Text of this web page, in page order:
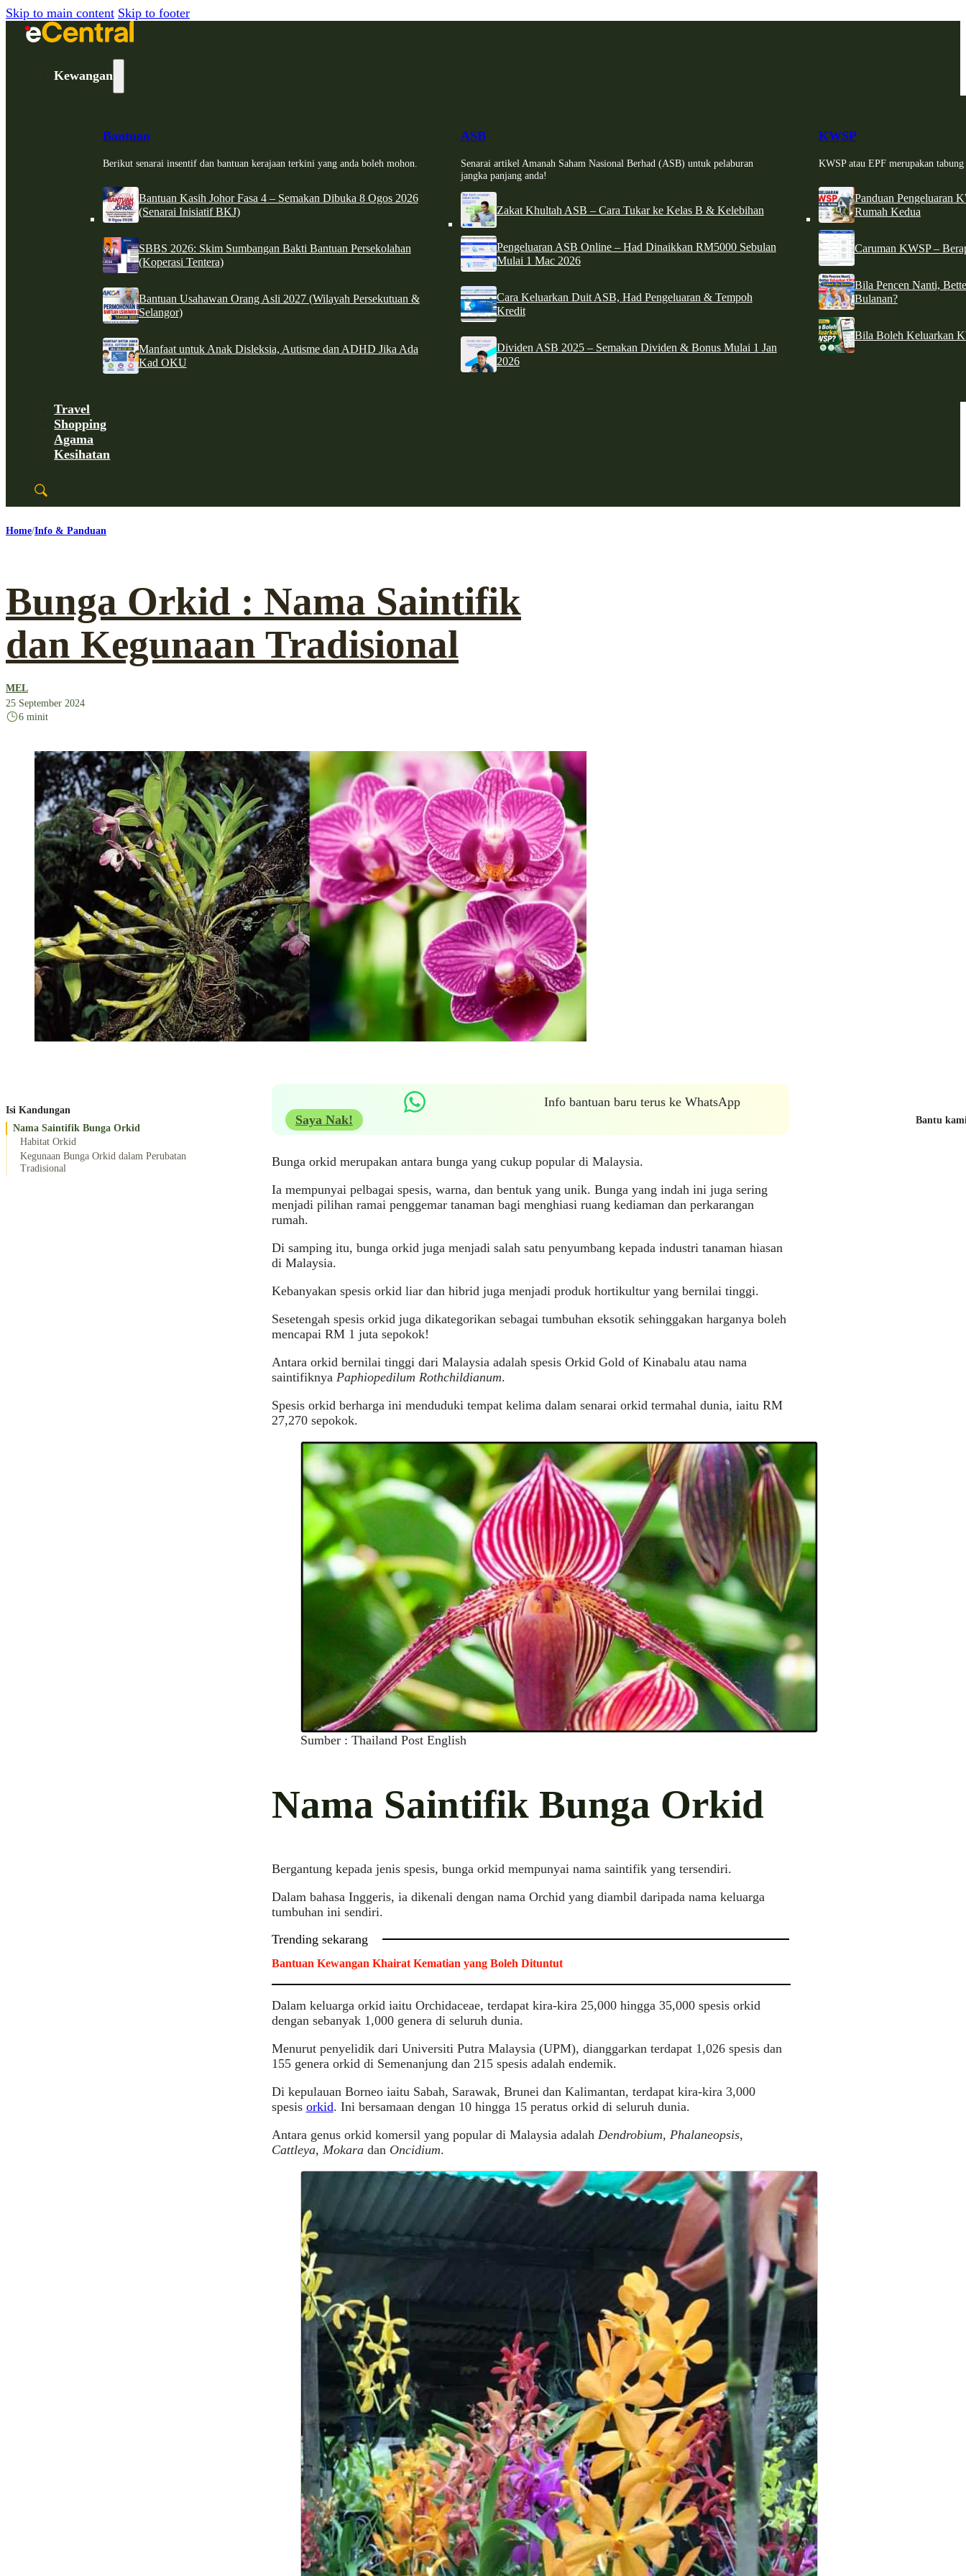
Skip to main content Skip to footer
Kewangan
Bantuan
Berikut senarai insentif dan bantuan kerajaan terkini yang anda boleh mohon.
Bantuan Kasih Johor Fasa 4 – Semakan Dibuka 8 Ogos 2026
(Senarai Inisiatif BKJ)
SBBS 2026: Skim Sumbangan Bakti Bantuan Persekolahan
(Koperasi Tentera)
Bantuan Usahawan Orang Asli 2027 (Wilayah Persekutuan &
Selangor)
Manfaat untuk Anak Disleksia, Autisme dan ADHD Jika Ada
Kad OKU
ASB
Senarai artikel Amanah Saham Nasional Berhad (ASB) untuk pelaburan
jangka panjang anda!
Zakat Khultah ASB – Cara Tukar ke Kelas B & Kelebihan
Pengeluaran ASB Online – Had Dinaikkan RM5000 Sebulan
Mulai 1 Mac 2026
Cara Keluarkan Duit ASB, Had Pengeluaran & Tempoh
Kredit
Dividen ASB 2025 – Semakan Dividen & Bonus Mulai 1 Jan
2026
KWSP
KWSP atau EPF merupakan
Panduan Pengeluaran
Rumah Kedua
Caruman KWSP –
Bila Pencen Nanti,
Bulanan?
Bila Boleh Keluarkan
Travel
Shopping
Agama
Kesihatan
Home Info & Panduan
Bunga Orkid : Nama Saintifik
dan Kegunaan Tradisional
MEL
25 September 2024
6 minit
Isi Kandungan
Nama Saintifik Bunga Orkid
Habitat Orkid
Kegunaan Bunga Orkid dalam Perubatan
Tradisional
Info bantuan baru terus ke WhatsApp
Saya Nak!
Bunga orkid merupakan antara bunga yang cukup popular di Malaysia.
Ia mempunyai pelbagai spesis, warna, dan bentuk yang unik. Bunga yang indah ini juga sering
menjadi pilihan ramai penggemar tanaman bagi menghiasi ruang kediaman dan perkarangan
rumah.
Di samping itu, bunga orkid juga menjadi salah satu penyumbang kepada industri tanaman hiasan
di Malaysia.
Kebanyakan spesis orkid liar dan hibrid juga menjadi produk hortikultur yang bernilai tinggi.
Sesetengah spesis orkid juga dikategorikan sebagai tumbuhan eksotik sehinggakan harganya boleh
mencapai RM 1 juta sepokok!
Antara orkid bernilai tinggi dari Malaysia adalah spesis Orkid Gold of Kinabalu atau nama
saintifiknya Paphiopedilum Rothchildianum.
Spesis orkid berharga ini menduduki tempat kelima dalam senarai orkid termahal dunia, iaitu RM
27,270 sepokok.
Sumber : Thailand Post English
Nama Saintifik Bunga Orkid
Bergantung kepada jenis spesis, bunga orkid mempunyai nama saintifik yang tersendiri.
Dalam bahasa Inggeris, ia dikenali dengan nama Orchid yang diambil daripada nama keluarga
tumbuhan ini sendiri.
Trending sekarang
Bantuan Kewangan Khairat Kematian yang Boleh Dituntut
Dalam keluarga orkid iaitu Orchidaceae, terdapat kira-kira 25,000 hingga 35,000 spesis orkid
dengan sebanyak 1,000 genera di seluruh dunia.
Menurut penyelidik dari Universiti Putra Malaysia (UPM), dianggarkan terdapat 1,026 spesis dan
155 genera orkid di Semenanjung dan 215 spesis adalah endemik.
Di kepulauan Borneo iaitu Sabah, Sarawak, Brunei dan Kalimantan, terdapat kira-kira 3,000
spesis orkid. Ini bersamaan dengan 10 hingga 15 peratus orkid di seluruh dunia.
Antara genus orkid komersil yang popular di Malaysia adalah Dendrobium, Phalaneopsis,
Cattleya, Mokara dan Oncidium.
Bantu